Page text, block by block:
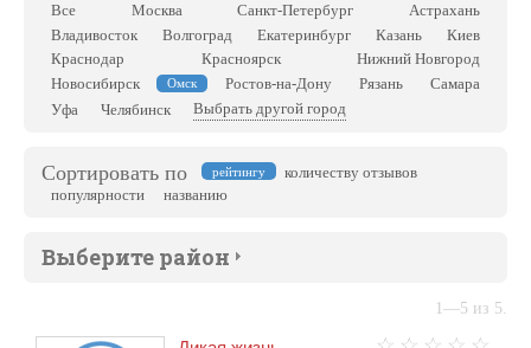
Все Москва Санкт-Петербург
Астрахань
Владивосток
Волгоград Екатеринбург Казань
Киев
Краснодар
Красноярск
Нижний Новгород
Новосибирск
Омск Ростов-на-Дону Рязань
Самара
Уфа
Челябинск Выбрать другой город
Сортировать по рейтингу
количеству отзывов
популярности
названию
Выберите район
1—5 из 5.